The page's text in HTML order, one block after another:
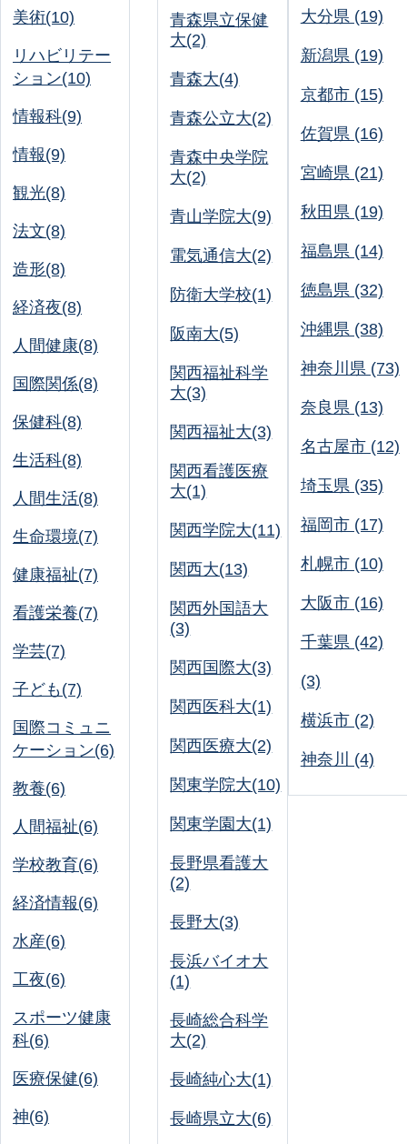
美術(10)
リハビリテー
ション(10)
情報科(9)
情報(9)
観光(8)
法文(8)
造形(8)
経済夜(8)
人間健康(8)
国際関係(8)
保健科(8)
生活科(8)
人間生活(8)
生命環境(7)
健康福祉(7)
看護栄養(7)
学芸(7)
子ども(7)
国際コミュニ
ケーション(6)
教養(6)
人間福祉(6)
学校教育(6)
経済情報(6)
水産(6)
工夜(6)
スポーツ健康
科(6)
医療保健(6)
神(6)
青森県立保健
大(2)
青森大(4)
青森公立大(2)
青森中央学院
大(2)
青山学院大(9)
電気通信大(2)
防衛大学校(1)
阪南大(5)
関西福祉科学
大(3)
関西福祉大(3)
関西看護医療
大(1)
関西学院大(11)
関西大(13)
関西外国語大
(3)
関西国際大(3)
関西医科大(1)
関西医療大(2)
関東学院大(10)
関東学園大(1)
長野県看護大
(2)
長野大(3)
長浜バイオ大
(1)
長崎総合科学
大(2)
長崎純心大(1)
長崎県立大(6)
大分県 (19)
新潟県 (19)
京都市 (15)
佐賀県 (16)
宮崎県 (21)
秋田県 (19)
福島県 (14)
徳島県 (32)
沖縄県 (38)
神奈川県 (73)
奈良県 (13)
名古屋市 (12)
埼玉県 (35)
福岡市 (17)
札幌市 (10)
大阪市 (16)
千葉県 (42)
(3)
横浜市 (2)
神奈川 (4)